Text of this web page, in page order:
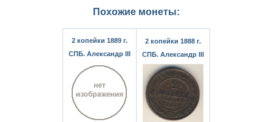
Похожие монеты:
2 копейки 1889 г.
СПБ. Александр III
2 копейки 1888 г.
СПБ. Александр III